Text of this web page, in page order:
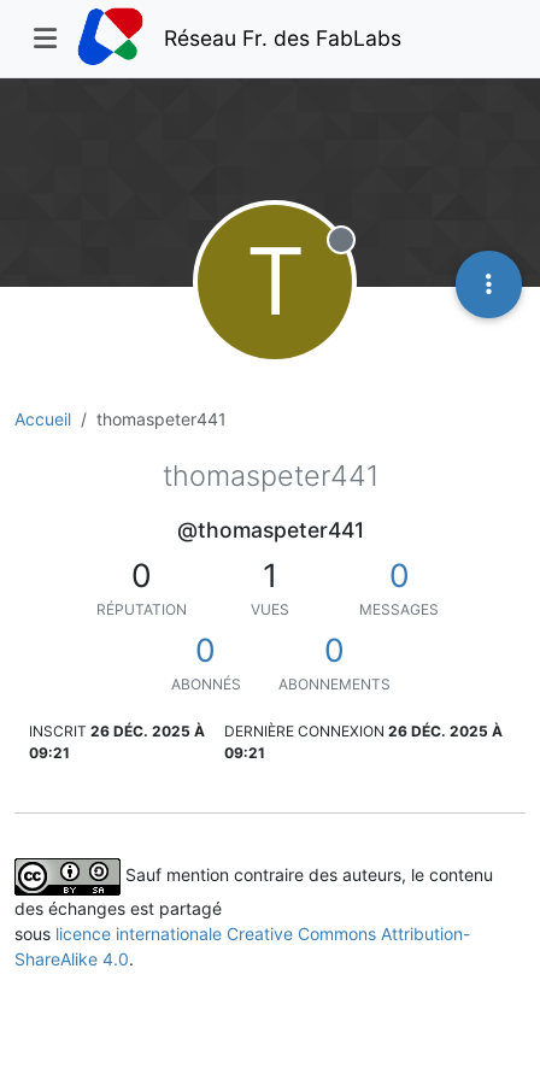
Réseau Fr. des FabLabs
Accueil thomaspeter441
T Hors-ligne
thomaspeter441
@thomaspeter441
0
RÉPUTATION
1
VUES
0
MESSAGES
0
ABONNÉS
0
ABONNEMENTS
INSCRIT 26 DÉC. 2025 À
09:21
DERNIÈRE CONNEXION 26 DÉC. 2025 À
09:21
Sauf mention contraire des auteurs, le contenu
des échanges est partagé
sous licence internationale Creative Commons Attribution-
ShareAlike 4.0.